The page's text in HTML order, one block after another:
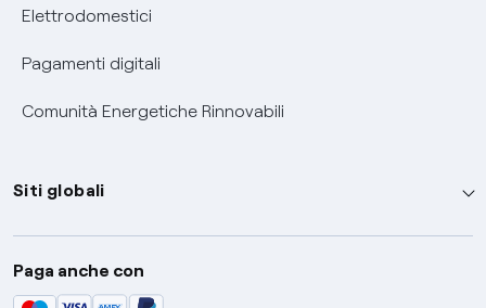
Elettrodomestici
Pagamenti digitali
Comunità Energetiche Rinnovabili
Siti globali
Enel Group
Enel Green Power
Paga anche con